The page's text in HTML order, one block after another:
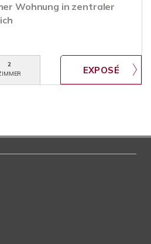
Wohnung in zentraler
2